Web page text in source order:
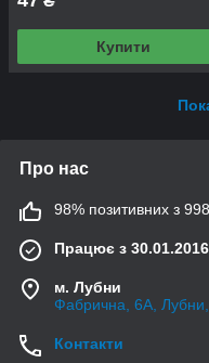
Купити
Про нас
98% позитивних з 998
Працює з 30.01.2016
м. Лубни
Фабрична, 6А, Лубни,
Контакти